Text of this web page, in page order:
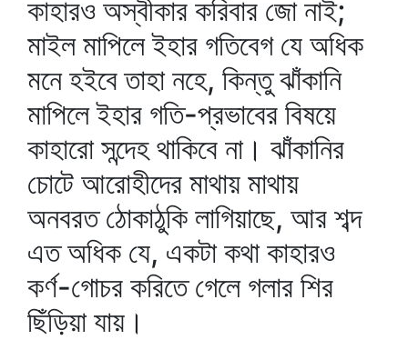
কাহারও অস্বীকার করিবার জো নাই;
মাইল মাপিলে ইহার গতিবেগ যে অধিক
মনে হইবে তাহা নহে, কিন্তু ঝাঁকানি
মাপিলে ইহার গতি-প্রভাবের বিষয়ে
কাহারো সন্দেহ থাকিবে না। ঝাঁকানির
চোটে আরোহীদের মাথায় মাথায়
অনবরত ঠোকাঠুকি লাগিয়াছে, আর শব্দ
এত অধিক যে, একটা কথা কাহারও
কর্ণ-গোচর করিতে গেলে গলার শির
ছিঁড়িয়া যায়।